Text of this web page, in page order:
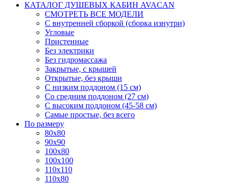
КАТАЛОГ ДУШЕВЫХ КАБИН AVACAN
СМОТРЕТЬ ВСЕ МОДЕЛИ
С внутренней сборкой (сборка изнутри)
Угловые
Пристенные
Без электрики
Без гидромассажа
Закрытые, с крышей
Открытые, без крыши
С низким поддоном (15 см)
Со средним поддоном (27 см)
С высоким поддоном (45-58 см)
Самые простые, без всего
По размеру
80x80
90x90
100x80
100x100
110x110
110x80